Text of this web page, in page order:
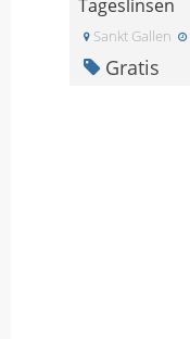
Tageslinsen
Sankt Gallen
Gratis